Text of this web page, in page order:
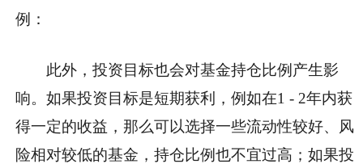
例：
此外，投资目标也会对基金持仓比例产生影
响。如果投资目标是短期获利，例如在1 - 2年内获
得一定的收益，那么可以选择一些流动性较好、风
险相对较低的基金，持仓比例也不宜过高；如果投